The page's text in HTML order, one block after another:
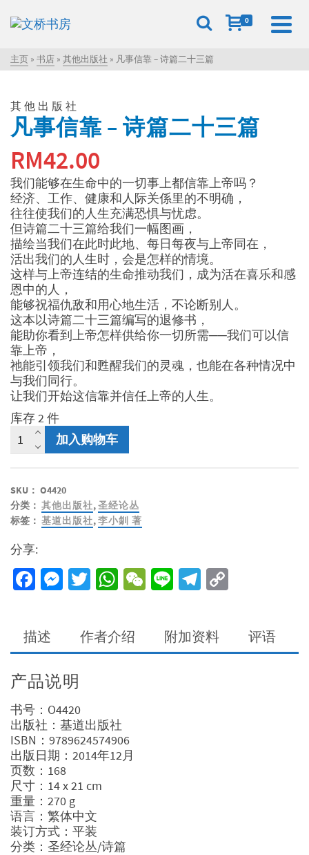
0
主页 » 书店 » 其他出版社 » 凡事信靠 – 诗篇二十三篇
其他出版社
凡事信靠 – 诗篇二十三篇
RM42.00
我们能够在生命中的一切事上都信靠上帝吗？
经济、工作、健康和人际关係里的不明确，
往往使我们的人生充满恐惧与忧虑。
但诗篇二十三篇给我们一幅图画，
描绘当我们在此时此地、每日每夜与上帝同在，
活出我们的人生时，会是怎样的情境。
这样与上帝连结的生命推动我们，成为活在喜乐和感
恩中的人，
能够祝福仇敌和用心地生活，不论断别人。
这本以诗篇二十三篇编写的退修书，
能助你看到上帝怎样供给你一切所需──我们可以信
靠上帝，
祂能引领我们和甦醒我们的灵魂，也能在各种情况中
与我们同行。
让我们开始这信靠并信任上帝的人生。
库存 2 件
凡
事
-
诗
篇
十
三
篇
加入购物车
SKU： O4420
分类： 其他出版社,圣经论丛
标签： 基道出版社,李小釧 著
分享:
Facebook
Messenger
Twitter
WhatsApp
WeChat
LineTelegram
描述 作者介绍 附加资料 评语
产品说明
书号：O4420
出版社：基道出版社
ISBN：9789624574906
出版日期：2014年12月
页数：168
尺寸：14 x 21 cm
重量：270 g
语言：繁体中文
装订方式：平装
分类：圣经论丛/诗篇